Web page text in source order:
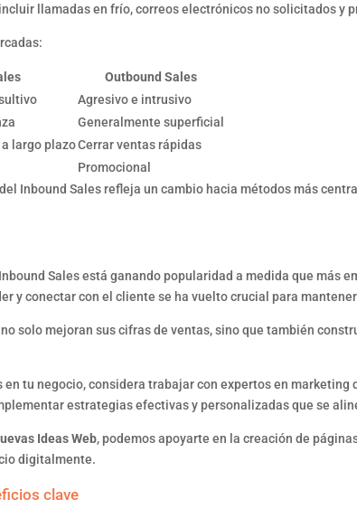
llamadas en frío, correos electrónicos no solicitados y
Outbound Sales
Agresivo e intrusivo
Generalmente superficial
largo plazoCerrar ventas rápidas
Promocional
Inbound Sales refleja un cambio hacia métodos más
Sales está ganando popularidad a medida que más
y conectar con el cliente se ha vuelto crucial para
solo mejoran sus cifras de ventas, sino que también
tu negocio, considera trabajar con expertos en
estrategias efectivas y personalizadas que se
Ideas Web, podemos apoyarte en la creación de
digitalmente.
clave